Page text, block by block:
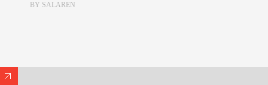
BY SALAREN